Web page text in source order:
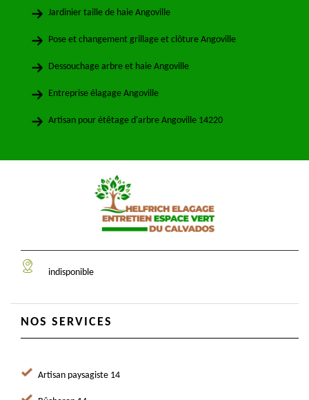
Jardinier taille de haie Angoville
Pose et changement grillage et clôture Angoville
Dessouchage arbre et haie Angoville
Entreprise élagage Angoville
Artisan pour étêtage d'arbre Angoville 14220
indisponible
NOS SERVICES
Artisan paysagiste 14